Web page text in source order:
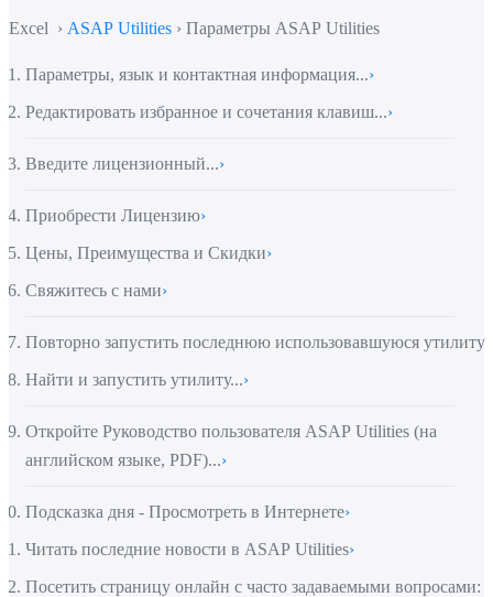
Excel › ASAP Utilities › Параметры ASAP Utilities
Параметры, язык и контактная информация...›
Редактировать избранное и сочетания клавиш...›
Введите лицензионный...›
Приобрести Лицензию›
Цены, Преимущества и Скидки›
Свяжитесь с нами›
Повторно запустить последнюю использовавшуюся
Найти и запустить утилиту...›
Откройте Руководство пользователя ASAP Utilities (на
английском языке, PDF)...›
Подсказка дня - Просмотреть в Интернете›
Читать последние новости в ASAP Utilities›
Посетить страницу онлайн с часто задаваемыми вопросами: